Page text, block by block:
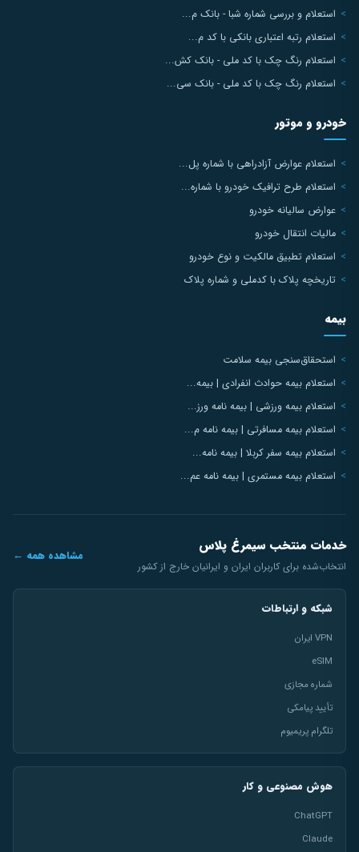
استعلام و بررسی شماره شبا - بانک م...
استعلام رتبه اعتباری بانکی با کد م...
استعلام رنگ چک با کد ملی - بانک کش...
استعلام رنگ چک با کد ملی - بانک سی...
خودرو و موتور
استعلام عوارض آزادراهی با شماره پل...
استعلام طرح ترافیک خودرو با شماره...
عوارض سالیانه خودرو
مالیات انتقال خودرو
استعلام تطبیق مالکیت و نوع خودرو
تاریخچه پلاک با کدملی و شماره پلاک
بیمه
استحقاق‌سنجی بیمه سلامت
استعلام بیمه حوادث انفرادی | بیمه...
استعلام بیمه ورزشی | بیمه نامه ورز...
استعلام بیمه مسافرتی | بیمه نامه م...
استعلام بیمه سفر کربلا | بیمه نامه...
استعلام بیمه مستمری | بیمه نامه عم...
خدمات منتخب سیمرغ پلاس
انتخاب‌شده برای کاربران ایران و ایرانیان خارج از کشور
مشاهده همه ←
شبکه و ارتباطات
VPN ایران
eSIM
شماره مجازی
تأیید پیامکی
تلگرام پریمیوم
هوش مصنوعی و کار
ChatGPT
Claude